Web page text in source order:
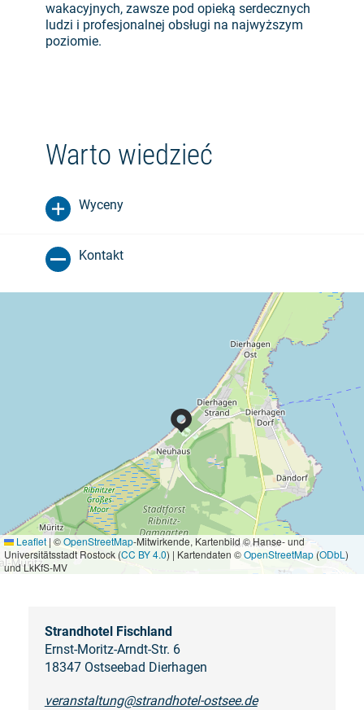
wakacyjnych, zawsze pod opieką serdecznych
ludzi i profesjonalnej obsługi na najwyższym
poziomie.
Warto wiedzieć
Wyceny
Kontakt
Leaflet | ©OpenStreetMap-Mitwirkende, Kartenbild © Hanse- und
Universitätsstadt Rostock (CC BY 4.0) | Kartendaten ©OpenStreetMap(ODbL )
und LkKfS-MV
Strandhotel Fischland
Ernst-Moritz-Arndt-Str. 6
18347 Ostseebad Dierhagen
veranstaltung@strandhotel-ostsee.de